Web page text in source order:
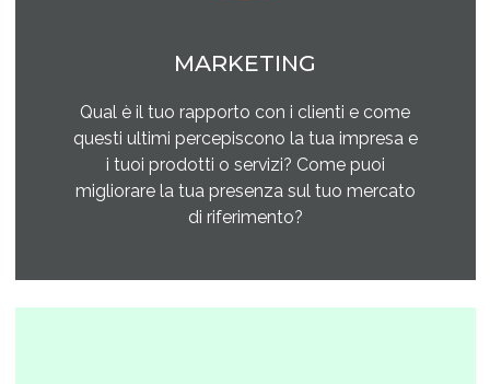
MARKETING
Qual è il tuo rapporto con i clienti e come
questi ultimi percepiscono la tua impresa e
i tuoi prodotti o servizi? Come puoi
migliorare la tua presenza sul tuo mercato
di riferimento?